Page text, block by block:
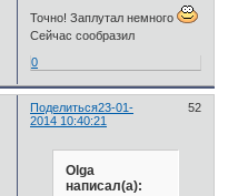
Точно! Заплутал немного
Сейчас сообразил
0
Поделиться 52
23-01-
2014 10:40:21
Olga
написал(а):